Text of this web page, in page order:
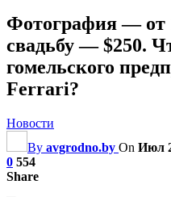
Фотография — от
свадьбу — $250.
гомельского
Ferrari?
Новости
By avgrodno.by On Июл
0 554
Share